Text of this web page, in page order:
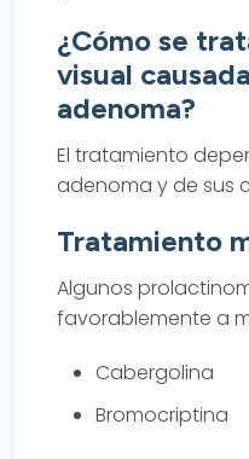
¿Cómo se
visual
adenoma?
El tratamiento
adenoma y de sus
Tratamiento
Algunos
favorablemente a
Cabergolina
Bromocriptina